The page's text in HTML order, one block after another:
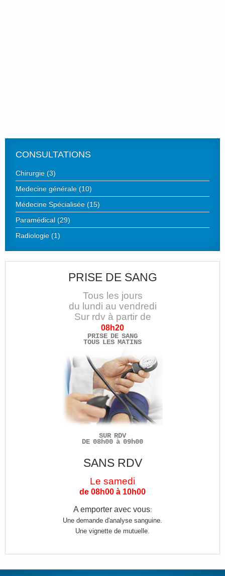
CONSULTATIONS
Chirurgie (3)
Medecine générale (10)
Médecine Spécialisée (15)
Paramédical (29)
Radiologie (1)
PRISE DE SANG
Tous les jours
du lundi au vendredi
Sur rdv à partir de
08h20
PRISE DE SANG
TOUS LES MATINS
SUR RDV
DE 08h00 à 09h00
SANS RDV
Le samedi
de 08h00 à 10h00
A emporter avec vous:
Une demande d'analyse sanguine.
Une vignette de mutuelle.